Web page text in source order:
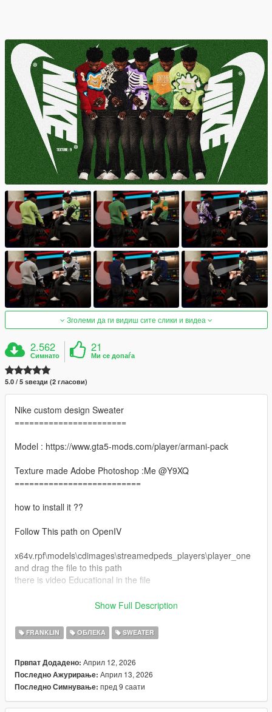
Зголеми да ги видиш сите слики и видеа
2.562
Симнато
21
Ми се допаѓа
5.0 / 5 ѕвезди (2 гласови)
Nike custom design Sweater
=======================
Model : https://www.gta5-mods.com/player/armani-pack
Texture made Adobe Photoshop :Me @Y9XQ
==========================
how to install it ??
Follow This path on OpenIV
x64v.rpf\models\cdimages\streamedpeds_players\player_one
and drag the file to this path
there is video Educational in the file
Make sure you have this mods install :
sp-player-mods
============================
Don't forgot to join my discord server for more clothe and mods
for free <3
Show Full Description
FRANKLIN ОБЛЕКА SWEATER
Првпат Додадено: Април 12, 2026
Последно Ажурирање: Април 13, 2026
Последно Симнување: пред 9 саати